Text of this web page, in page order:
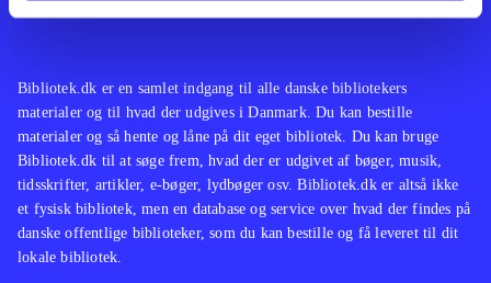
Bibliotek.dk er en samlet indgang til alle danske bibliotekers
materialer og til hvad der udgives i Danmark. Du kan bestille
materialer og så hente og låne på dit eget bibliotek. Du kan bruge
Bibliotek.dk til at søge frem, hvad der er udgivet af bøger, musik,
tidsskrifter, artikler, e-bøger, lydbøger osv. Bibliotek.dk er altså ikke
et fysisk bibliotek, men en database og service over hvad der findes på
danske offentlige biblioteker, som du kan bestille og få leveret til dit
lokale bibliotek.